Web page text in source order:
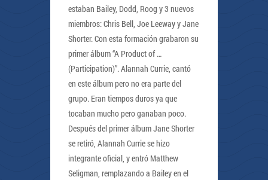
estaban Bailey, Dodd, Roog y 3 nuevos
miembros: Chris Bell, Joe Leeway y Jane
Shorter. Con esta formación grabaron su
primer álbum “A Product of …
(Participation)”. Alannah Currie, cantó
en este álbum pero no era parte del
grupo. Eran tiempos duros ya que
tocaban mucho pero ganaban poco.
Después del primer álbum Jane Shorter
se retiró, Alannah Currie se hizo
integrante oficial, y entró Matthew
Seligman, remplazando a Bailey en el